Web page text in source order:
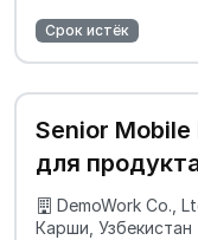
Срок истёк
Senior
для
DemoWork Co.,
Карши, Узбекистан